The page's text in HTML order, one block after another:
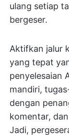
ulang setiap
bergeser.
Aktifkan jalur
yang tepat
penyelesaian
mandiri,
dengan
komentar, dan
Jadi,